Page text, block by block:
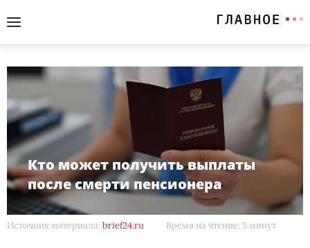
Кто может получить выплаты
после смерти пенсионера
Источник материала: brief24.ru Время на чтение: 5 минут